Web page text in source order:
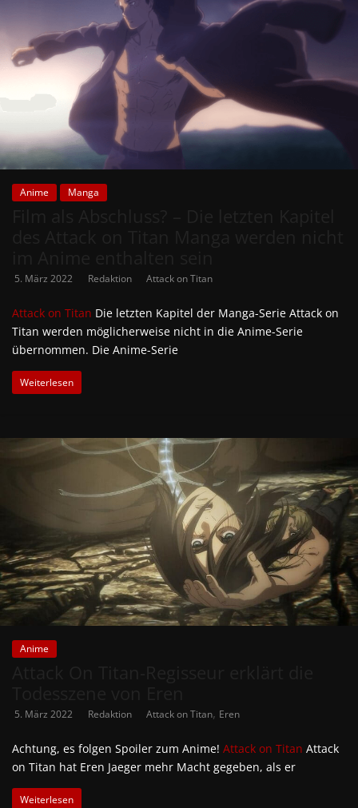
Anime Manga
5. März 2022 Redaktion Attack on Titan
Attack on Titan Die letzten Kapitel der Manga-Serie Attack on
Titan werden möglicherweise nicht in die Anime-Serie
übernommen. Die Anime-Serie
Weiterlesen
Anime
5. März 2022 Redaktion Attack on Titan, Eren
Achtung, es folgen Spoiler zum Anime! Attack on Titan Attack
on Titan hat Eren Jaeger mehr Macht gegeben, als er
Weiterlesen